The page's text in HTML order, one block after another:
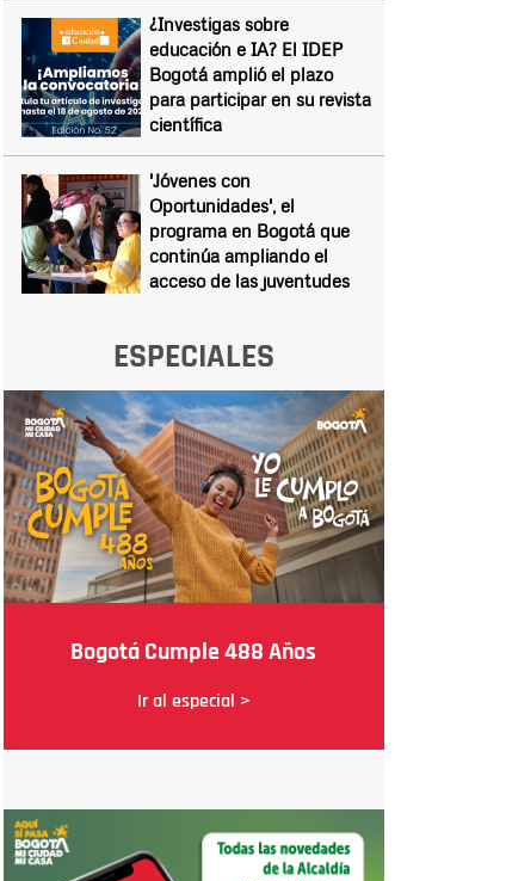
¿Investigas sobre
educación e IA? El IDEP
Bogotá amplió el plazo
para participar en su revista
científica
'Jóvenes con
Oportunidades', el
programa en Bogotá que
continúa ampliando el
acceso de las juventudes
ESPECIALES
Bogotá Cumple 488 Años
Ir al especial >